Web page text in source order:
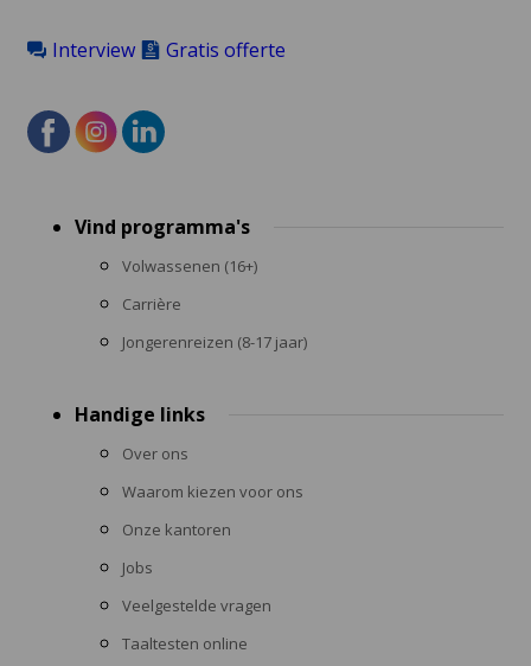
Interview Gratis offerte
menuVind programma's
Volwassenen (16+)
Carrière
Jongerenreizen (8-17 jaar)
Handige links
Over ons
Waarom kiezen voor ons
Onze kantoren
Jobs
Veelgestelde vragen
Taaltesten online